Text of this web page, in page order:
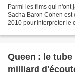
Parmi les films qui n'ont
Sacha Baron Cohen est
2010 pour interpréter le
Queen : le
milliard